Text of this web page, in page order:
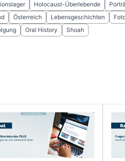
Holocaust-Überlebende
Österreich Lebensgeschichten
Oral History Shoah